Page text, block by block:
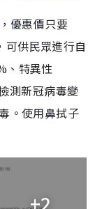
優惠價只要
供民眾進行自
、特異性
測新冠病毒變
。使用鼻拭子
+2